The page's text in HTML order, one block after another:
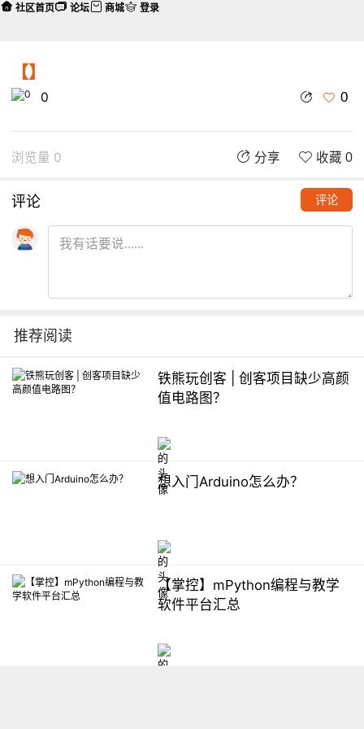
【】
0 0
浏览量 0 分享 收藏 0
评论 评论
推荐阅读
铁熊玩创客 | 创客项目缺少高颜
值电路图？
想入门Arduino怎么办？
【掌控】mPython编程与教学
软件平台汇总
社区首页 论坛 商城 登录